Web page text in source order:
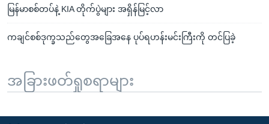
မြန်မာစစ်တပ်နဲ့ KIA တိုက်ပွဲများ အရှိန်မြင့်လာ
ကချင်စစ်ဒုက္ခသည်တွေအခြေအနေ ပုပ်ရဟန်းမင်းကြီးကို တင်ပြခဲ့
အခြားဖတ်ရှုစရာများ